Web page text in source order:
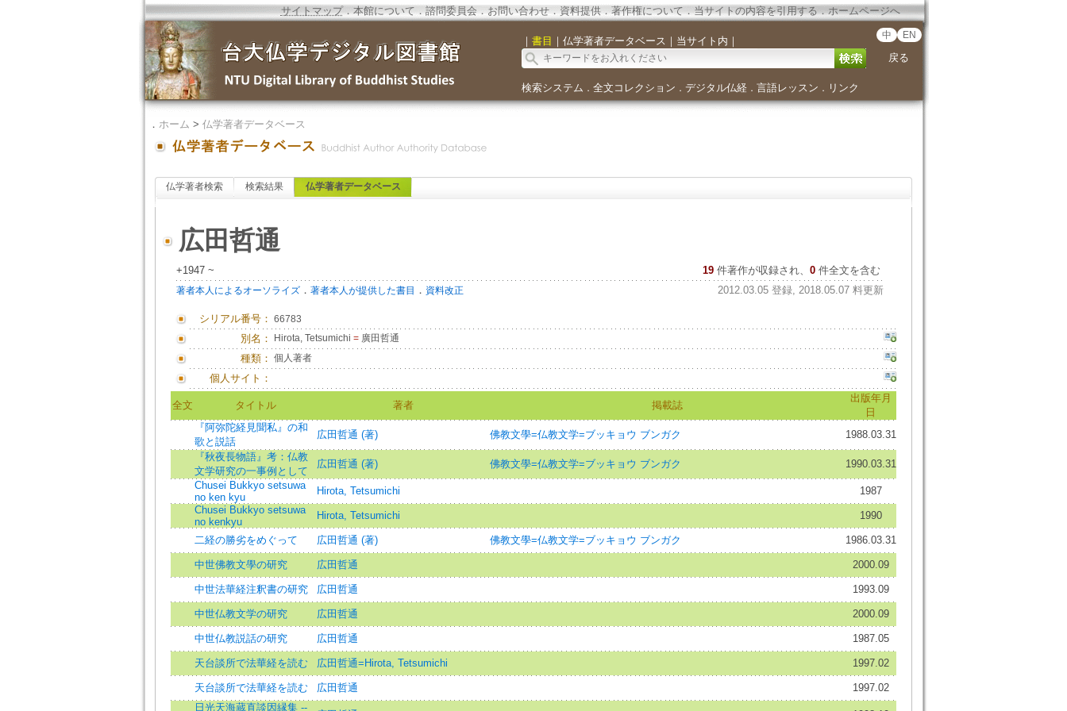
サイトマップ．本館について．諮問委員会． お問い合わせ． 資料提供．著作権について．当サイトの内容を引用する．ホームページへ
｜ 書目 ｜ 仏学著者データベース ｜ 当サイト内 ｜ 中 EN
戻る
検索システム ． 全文コレクション ． デジタル仏経． 言語レッスン ． リンク
． ホーム > 仏学著者データベース
仏学著者検索 検索結果 仏学著者データベース
広田哲通
+1947 ~ 19 件著作が収録され、 0件全文を含む
著者本人によるオーソライズ． 著者本人が提供した書目 ． 資料改正 2012.03.05 登録, 2018.05.07 料更新
シリアル番号： 66783
別名： Hirota, Tetsumichi =廣田哲通
種類： 個人著者
個人サイト：
全文 タイトル 著者 掲載誌
出版年月
日
『阿弥陀経見聞私』の和
歌と説話
広田哲通 (著) 佛教文學=仏教文学=ブッキョウ ブンガク
1988.03.31
『秋夜長物語』考：仏教
文学研究の一事例として
広田哲通 (著) 佛教文學=仏教文学=ブッキョウ ブンガク
1990.03.31
Chusei Bukkyo setsuwa
no ken kyu
Hirota, Tetsumichi
1987
Chusei Bukkyo setsuwa
no kenkyu
Hirota, Tetsumichi 1990
二経の勝劣をめぐって 広田哲通 (著) 佛教文學=仏教文学=ブッキョウ ブンガク 1986.03.31
中世佛教文學の研究 広田哲通 2000.09
中世法華経注釈書の研究 広田哲通 1993.09
中世仏教文学の研究 広田哲通 2000.09
中世仏教説話の研究 広田哲通 1987.05
天台談所で法華経を読む 広田哲通=Hirota, Tetsumichi 1997.02
天台談所で法華経を読む 広田哲通
1997.02
日光天海蔵直談因縁集 --